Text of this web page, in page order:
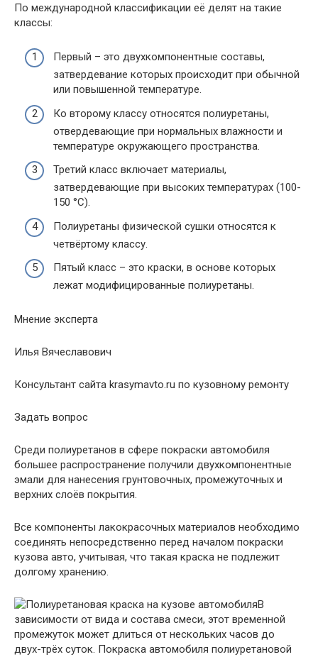
По международной классификации её делят на такие
классы:
Первый – это двухкомпонентные составы,
затвердевание которых происходит при обычной
или повышенной температуре.
Ко второму классу относятся полиуретаны,
отвердевающие при нормальных влажности и
температуре окружающего пространства.
Третий класс включает материалы,
затвердевающие при высоких температурах (100-
150 °С).
Полиуретаны физической сушки относятся к
четвёртому классу.
Пятый класс – это краски, в основе которых
лежат модифицированные полиуретаны.
Мнение эксперта
Илья Вячеславович
Консультант сайта krasymavto.ru по кузовному ремонту
Задать вопрос
Среди полиуретанов в сфере покраски автомобиля
большее распространение получили двухкомпонентные
эмали для нанесения грунтовочных, промежуточных и
верхних слоёв покрытия.
Все компоненты лакокрасочных материалов необходимо
соединять непосредственно перед началом покраски
кузова авто, учитывая, что такая краска не подлежит
долгому хранению.
В
зависимости от вида и состава смеси, этот временной
промежуток может длиться от нескольких часов до
двух-трёх суток. Покраска автомобиля полиуретановой